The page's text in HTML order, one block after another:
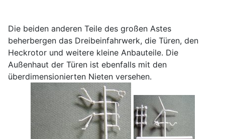
Die beiden anderen Teile des großen Astes
beherbergen das Dreibeinfahrwerk, die Türen, den
Heckrotor und weitere kleine Anbauteile. Die
Außenhaut der Türen ist ebenfalls mit den
überdimensionierten Nieten versehen.